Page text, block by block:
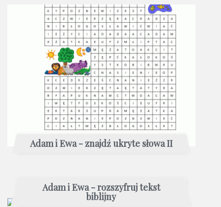
Adam i Ewa - znajdź ukryte słowa II
Adam i Ewa - rozszyfruj tekst
biblijny